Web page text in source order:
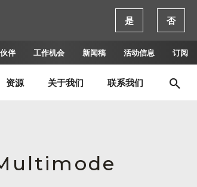
伴 工作机会 新闻稿 活动信息 订阅
资源 关于我们 联系我们
是 否